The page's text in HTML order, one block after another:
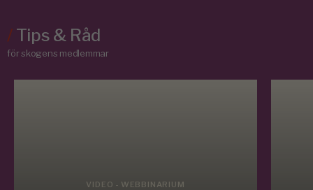
/Tips & Råd
för skogens medlemmar
VIDEO - WEBBINARIUM